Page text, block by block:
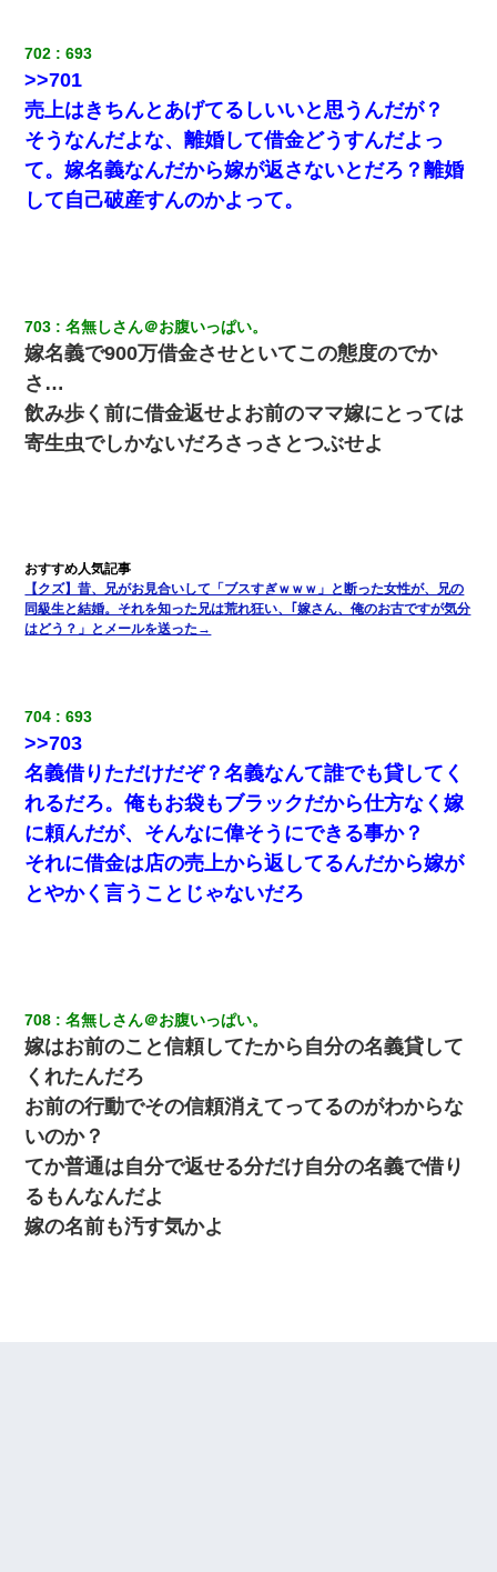
女性側のリーダーみたいな人に「BBQは友達とやりなよ！」と言
彼女(美人女医)にネックレスをプレゼント。「こんな安物を渡すく
らいなら、渡さないほうがマシだからね」→ ６０万したと話した
ら・・・
22歳の頃、父に36歳の男性とお見合いをしてくれと頼まれた。父
と電気を消すとミシッって音が…彼「ちょっと待ってて」→勢い
よくドアを開けるとなんと…
私『貯金貯まったし、やっと家建てられるね！』夫「実家を二世
帯住宅にした。それに貯金使った」→私『離婚しよう』夫「え
っ」私『使った貯金はあげるから』→すると…
された弟が、大学進学のために一人暮らししたいと言い出した。
新築の家で。クラクラするくらいの「白粉の匂い」が鼻につくも
昨日37歳のおばさんと行為したんだけどめちゃくちゃだった
【悲報】お風呂で父親と姉が完全に行為してるんだが...
元旦那から復縁要請。息子「最新型のiPhoneも買えない貧乏は嫌
だ、再婚して」私「なら父親と暮らせ」息子「やった＾＾」私
（もう手遅れだったんだな…）
父親がくも膜下出血で突然ﾀﾋ。→母の貯金が0なことが判明。→母
「私を家に置いてほしい、どうか見捨てないで(土下座」俺・嫁
「…」
夫に癌の余命宣告。その闘病中に長女から信じられない言葉を受
けた
702 693
>>701
売上はきちんとあげてるしいいと思うんだが？
そうなんだよな、離婚して借金どうすんだよっ
て。嫁名義なんだから嫁が返さないとだろ？離婚
して自己破産すんのかよって。
703 名無しさん＠お腹いっぱい。
嫁名義で900万借金させといてこの態度のでか
さ…
飲み歩く前に借金返せよお前のママ嫁にとっては
寄生虫でしかないだろさっさとつぶせよ
【クズ】昔、兄がお見合いして「ブスすぎｗｗｗ」と断った女性が、兄の
同級生と結婚。それを知った兄は荒れ狂い、｢嫁さん、俺のお古ですが気分
はどう？」とメールを送った→
704 693
>>703
名義借りただけだぞ？名義なんて誰でも貸してく
れるだろ。俺もお袋もブラックだから仕方なく嫁
に頼んだが、そんなに偉そうにできる事か？
それに借金は店の売上から返してるんだから嫁が
とやかく言うことじゃないだろ
708 名無しさん＠お腹いっぱい。
嫁はお前のこと信頼してたから自分の名義貸して
くれたんだろ
お前の行動でその信頼消えてってるのがわからな
いのか？
てか普通は自分で返せる分だけ自分の名義で借り
るもんなんだよ
嫁の名前も汚す気かよ